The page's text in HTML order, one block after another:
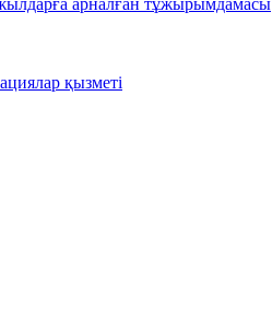
қызметі